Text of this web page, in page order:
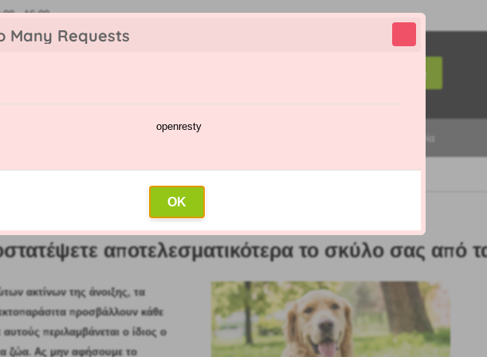
Many Requests
openresty
OK
- 16:00
Αναζήτηση
Επικοινωνία
αποτελεσματικότερα το σκύλο σας από τα τσιμπούρια
αποτελεσματικότερα το σκύλο σας από
ακτίνων της άνοιξης, τα
προσβάλλουν κάθε
περιλαμβάνεται ο ίδιος ο
ζώα. Ας μην αφήσουμε το